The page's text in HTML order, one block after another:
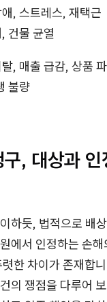
, 스트레스, 재택근
건물 균열
, 매출 급감, 상품 파
불량
, 대상과
하듯, 법적으로 배
에서 인정하는 손
한 차이가 존재합
의 쟁점을 다루어